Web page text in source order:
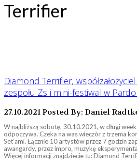
Terrifier
Diamond Terrifier,
zespołu Zs i mini-festiwal w
27.10.2021Posted By: Daniel
W najbliższą sobotę, 30.10.2021, w długi
odpoczywa. Czeka na was wieczór z trzema
Set’ami. Łącznie 10 artystów przez 7 godzin
awangardy, przez impro, muzykę
Więcej informacji znajdziecie tu: Diamond